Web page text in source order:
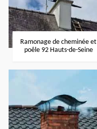
Ramonage de cheminée et
poêle 92 Hauts-de-Seine